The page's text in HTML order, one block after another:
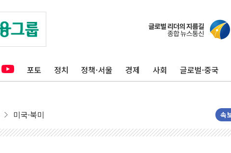
포토 정치 정책·서울 경제 사회 글로벌·중국
미국·북미 속